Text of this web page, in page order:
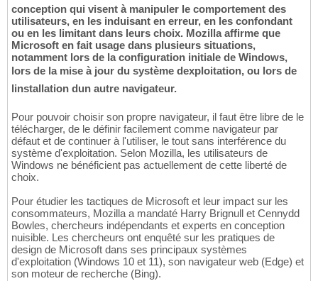
conception qui visent à manipuler le comportement des
utilisateurs, en les induisant en erreur, en les confondant
ou en les limitant dans leurs choix. Mozilla affirme que
Microsoft en fait usage dans plusieurs situations,
notamment lors de la configuration initiale de Windows,
lors de la mise à jour du système dexploitation, ou lors de
linstallation dun autre navigateur.
Pour pouvoir choisir son propre navigateur, il faut être libre de le
télécharger, de le définir facilement comme navigateur par
défaut et de continuer à l'utiliser, le tout sans interférence du
système d'exploitation. Selon Mozilla, les utilisateurs de
Windows ne bénéficient pas actuellement de cette liberté de
choix.
Pour étudier les tactiques de Microsoft et leur impact sur les
consommateurs, Mozilla a mandaté Harry Brignull et Cennydd
Bowles, chercheurs indépendants et experts en conception
nuisible. Les chercheurs ont enquêté sur les pratiques de
design de Microsoft dans ses principaux systèmes
d'exploitation (Windows 10 et 11), son navigateur web (Edge) et
son moteur de recherche (Bing).